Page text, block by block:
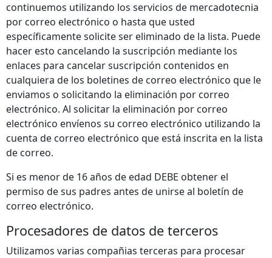
continuemos utilizando los servicios de mercadotecnia
por correo electrónico o hasta que usted
específicamente solicite ser eliminado de la lista. Puede
hacer esto cancelando la suscripción mediante los
enlaces para cancelar suscripción contenidos en
cualquiera de los boletines de correo electrónico que le
enviamos o solicitando la eliminación por correo
electrónico. Al solicitar la eliminación por correo
electrónico envíenos su correo electrónico utilizando la
cuenta de correo electrónico que está inscrita en la lista
de correo.
Si es menor de 16 años de edad DEBE obtener el
permiso de sus padres antes de unirse al boletín de
correo electrónico.
Procesadores de datos de terceros
Utilizamos varias compañias terceras para procesar